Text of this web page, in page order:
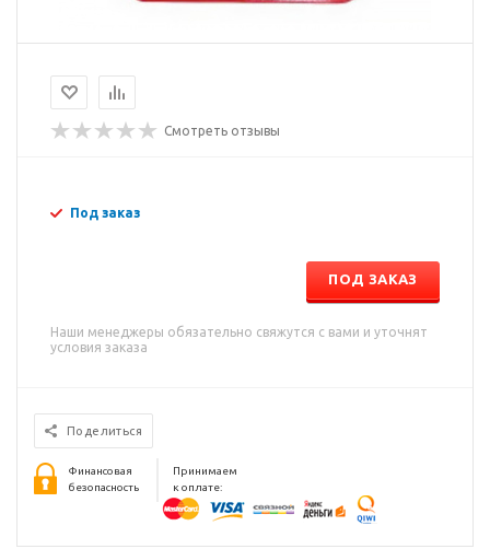
Смотреть отзывы
Под заказ
ПОД ЗАКАЗ
Наши менеджеры обязательно свяжутся с вами и уточнят
условия заказа
Поделиться
Финансовая
безопасность
Принимаем
к оплате: